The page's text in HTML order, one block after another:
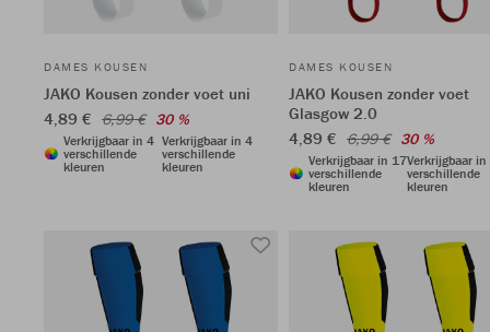
DAMES KOUSEN
JAKO Kousen zonder voet uni
4,89 € 6,99 € 30 %
Verkrijgbaar in 4
verschillende
kleuren
Verkrijgbaar in 4
verschillende
kleuren
DAMES KOUSEN
JAKO Kousen zonder voet
Glasgow 2.0
4,89 € 6,99 € 30 %
Verkrijgbaar in 17
verschillende
kleuren
Verkrijgbaar
verschillende
kleuren